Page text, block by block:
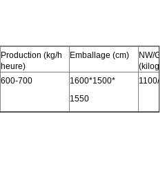
Production (kg/h
heure)
Emballage (cm)
NW/
600-700
1600*1500*
1550
1100/